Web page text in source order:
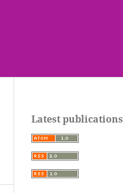
Latest publications